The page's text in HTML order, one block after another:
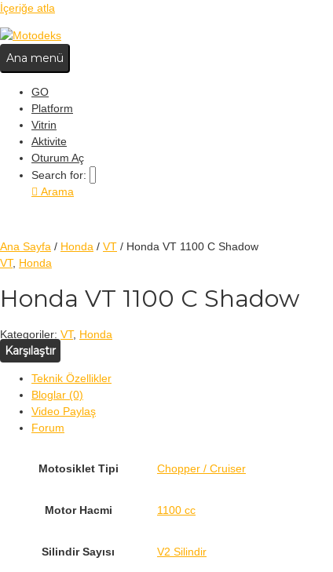
İçeriğe atla
Ana menü
GO
Platform
Vitrin
Aktivite
Oturum Aç
Search for:
Arama
Ana Sayfa / Honda / VT / Honda VT 1100 C Shadow
VT, Honda
Honda VT 1100 C Shadow
Kategoriler: VT, Honda
Karşılaştır
Teknik Özellikler
Bloglar (0)
Video Paylaş
Forum
Motosiklet Tipi Chopper / Cruiser
Motor Hacmi 1100 cc
Silindir Sayısı V2 Silindir